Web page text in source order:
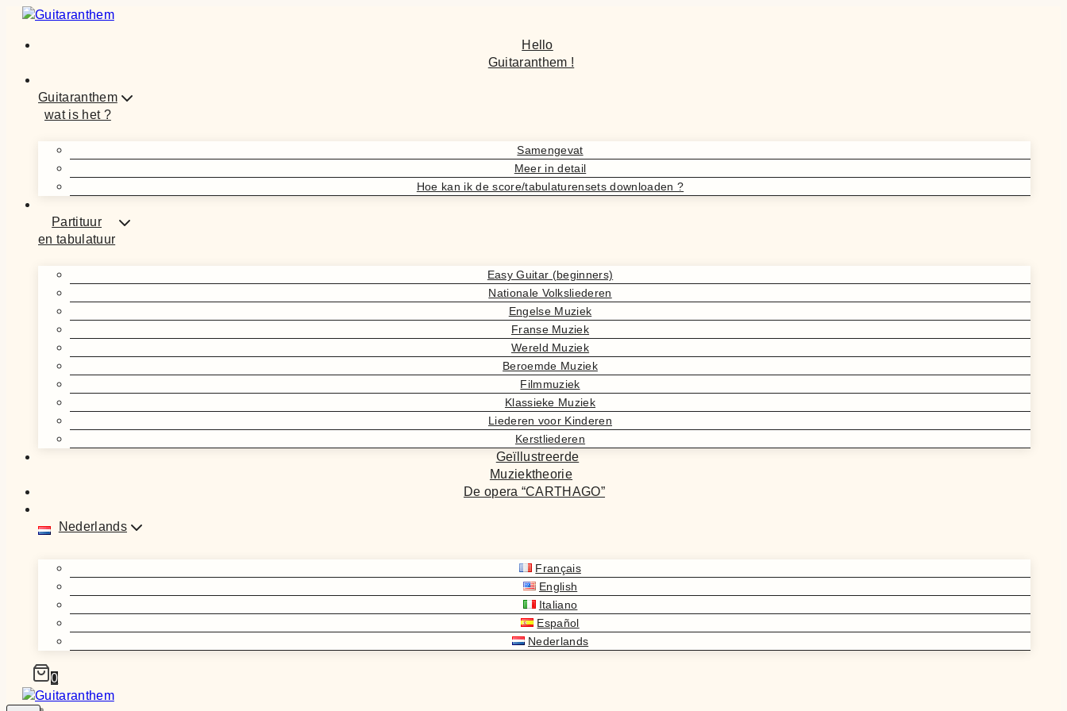
Doorgaan
inhoud
Hello
Guitaranthem !
Guitaranthem
wat is het ?
Samengevat
Meer in detail
Hoe kan ik de score/tabulaturensets downloaden ?
Partituur
en tabulatuur
Easy Guitar (beginners)
Nationale Volksliederen
Engelse Muziek
Franse Muziek
Wereld Muziek
Beroemde Muziek
Filmmuziek
Klassieke Muziek
Liederen voor Kinderen
Kerstliederen
Geïllustreerde
Muziektheorie
De opera “CARTHAGO”
Nederlands
Français
English
Italiano
Español
Nederlands
0